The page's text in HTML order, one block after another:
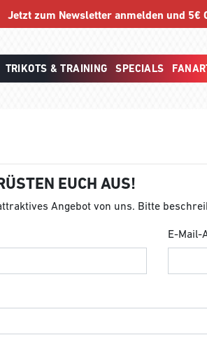
Jetzt zum Newsletter anmelden und 5€
TRIKOTS & TRAINING SPECIALS
EUCH AUS!
Angebot von uns. Bitte
E-Mail-